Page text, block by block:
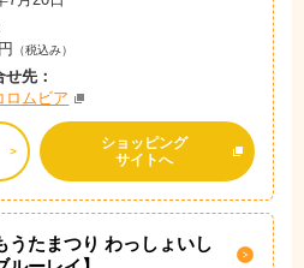
（税込み）
せ先：
ロムビア
ショッピング
サイトへ
うたまつり わっしょいし